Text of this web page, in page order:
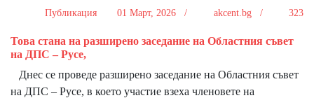
Публикация 01 Март, 2026 / akcent.bg / 323
Това стана на разширено заседание на Областния съвет
на ДПС – Русе,
Днес се проведе разширено заседание на Областния съвет
на ДПС – Русе, в което участие взеха членовете на